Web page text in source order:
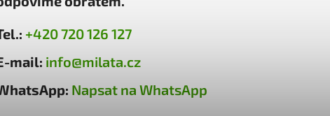
+420 720 126 127
mail: info@milata.cz
Napsat na WhatsApp